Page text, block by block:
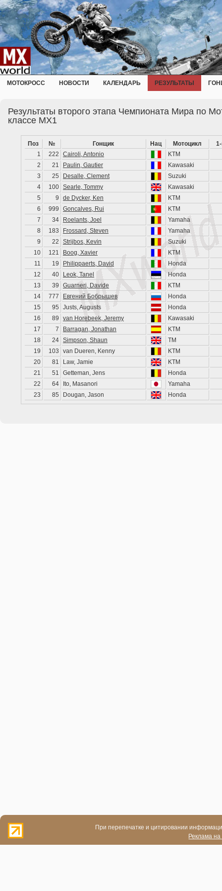
МОТОКРОСС НОВОСТИ КАЛЕНДАРЬ РЕЗУЛЬТАТЫ
Результаты второго этапа Чемпионата Мира по
классе MX1
Поз № Гонщик Нац Мотоцикл
1
222 Cairoli, Antonio
KTM
2
21 Paulin, Gautier
Kawasaki
3
25 Desalle, Clement
Suzuki
4
100 Searle, Tommy
Kawasaki
5
9 de Dycker, Ken
KTM
6
999 Goncalves, Rui
KTM
7
34 Roelants, Joel
Yamaha
8
183 Frossard, Steven
Yamaha
9
22 Strijbos, Kevin
Suzuki
10
121 Boog, Xavier
KTM
11
19 Philippaerts, David
Honda
12
40 Leok, Tanel
Honda
13
39 Guarneri, Davide
KTM
14
777 Евгений Бобрышев
Honda
15
95 Justs, Augusts
Honda
16
89 van Horebeek, Jeremy
Kawasaki
17
7 Barragan, Jonathan
KTM
18
24 Simpson, Shaun
TM
19
103 van Dueren, Kenny
KTM
20
81 Law, Jamie
KTM
21
51 Getteman, Jens
Honda
22
64 Ito, Masanori
Yamaha
23
85 Dougan, Jason Honda
При перепечатке и цитировании
Реклама на